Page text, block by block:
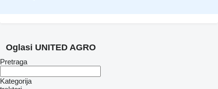
Oglasi UNITED AGRO
Pretraga
Kategorija